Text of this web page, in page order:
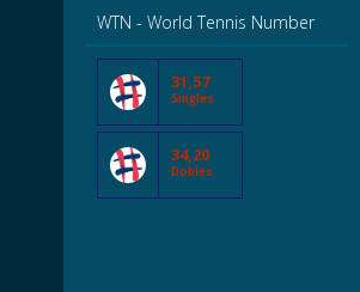
WTN - World Tennis Number
31,57
Singles
34,20
Dobles